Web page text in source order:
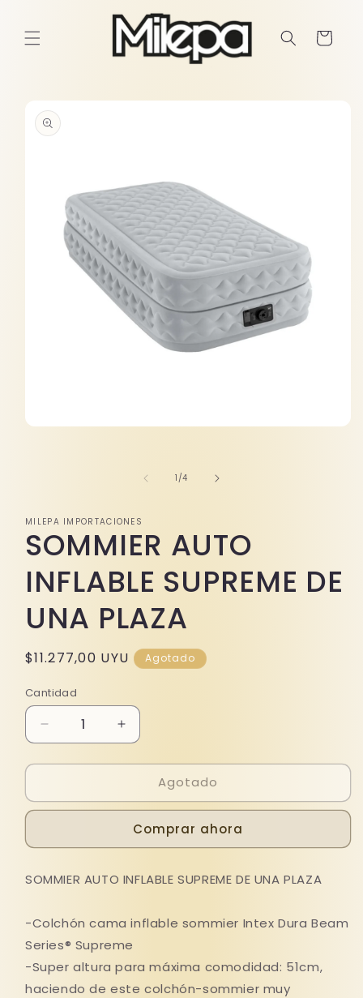
al contenido
Carrito
directamente
información
del producto
modal
1 /de
4
MILEPA IMPORTACIONES
SOMMIER AUTO
INFLABLE SUPREME DE
UNA PLAZA
Precio
$11.277,00 UYU Agotado
Cantidad
Reducir
cantidad
para
AUTO
INFLABLE
DE
PLAZA
Aumentar
cantidad
para
SOMMIER
AUTO
INFLABLE
SUPREME
DE
PLAZA
Agotado
Comprar ahora
SOMMIER AUTO INFLABLE SUPREME DE UNA PLAZA
-Colchón cama inflable sommier Intex Dura Beam
Series® Supreme
-Super altura para máxima comodidad: 51cm,
haciendo de este colchón-sommier muy